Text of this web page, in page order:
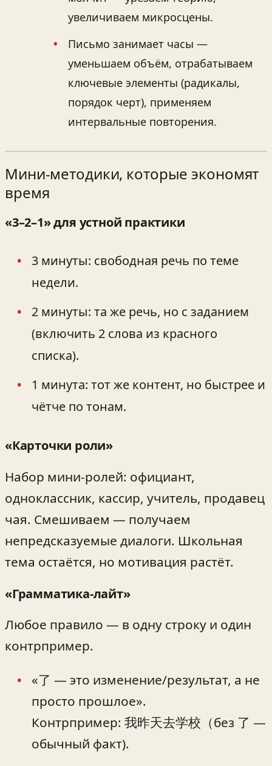
увеличиваем микросцены.
Письмо занимает часы —
уменьшаем объём, отрабатываем
ключевые элементы (радикалы,
порядок черт), применяем
интервальные повторения.
Мини-методики, которые экономят
время
«3–2–1» для устной практики
3 минуты: свободная речь по теме
недели.
2 минуты: та же речь, но с заданием
(включить 2 слова из красного
списка).
1 минута: тот же контент, но быстрее и
чётче по тонам.
«Карточки роли»
Набор мини-ролей: официант,
одноклассник, кассир, учитель, продавец
чая. Смешиваем — получаем
непредсказуемые диалоги. Школьная
тема остаётся, но мотивация растёт.
«Грамматика-лайт»
Любое правило — в одну строку и один
контрпример.
«了 — это изменение/результат, а не
просто прошлое».
Контрпример: 我昨天去学校（без 了 —
обычный факт).